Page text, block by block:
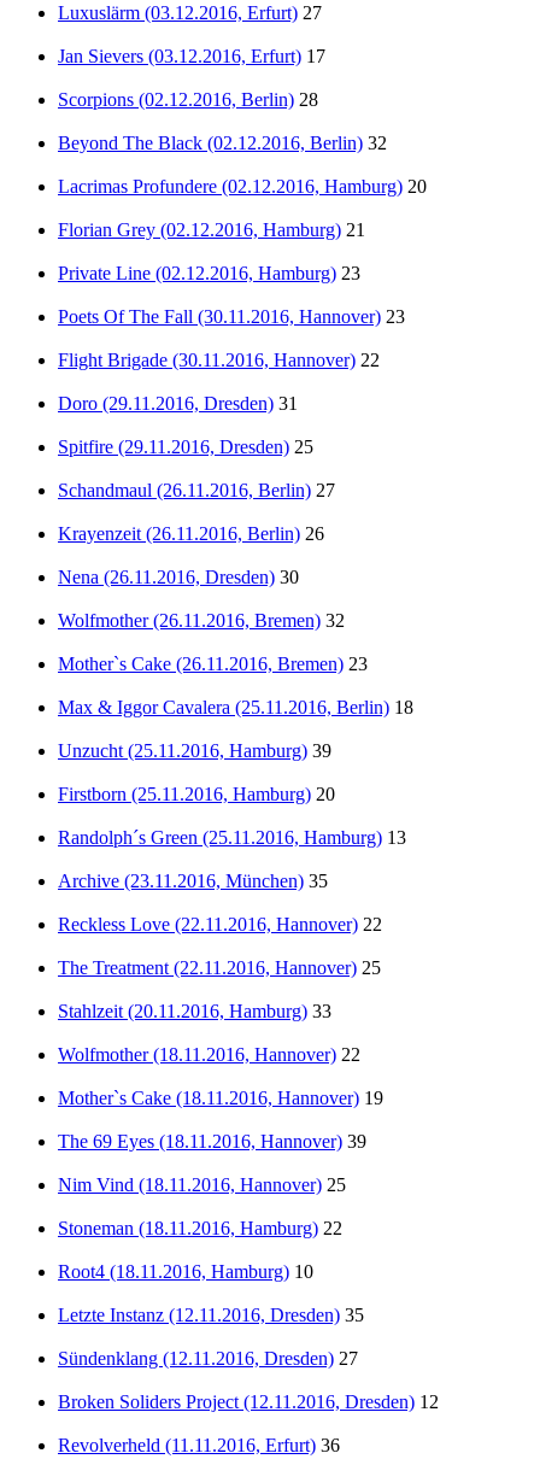
Luxuslärm (03.12.2016, Erfurt) 27
Jan Sievers (03.12.2016, Erfurt) 17
Scorpions (02.12.2016, Berlin) 28
Beyond The Black (02.12.2016, Berlin) 32
Lacrimas Profundere (02.12.2016, Hamburg) 20
Florian Grey (02.12.2016, Hamburg) 21
Private Line (02.12.2016, Hamburg) 23
Poets Of The Fall (30.11.2016, Hannover) 23
Flight Brigade (30.11.2016, Hannover) 22
Doro (29.11.2016, Dresden) 31
Spitfire (29.11.2016, Dresden) 25
Schandmaul (26.11.2016, Berlin) 27
Krayenzeit (26.11.2016, Berlin) 26
Nena (26.11.2016, Dresden) 30
Wolfmother (26.11.2016, Bremen) 32
Mother`s Cake (26.11.2016, Bremen) 23
Max & Iggor Cavalera (25.11.2016, Berlin) 18
Unzucht (25.11.2016, Hamburg) 39
Firstborn (25.11.2016, Hamburg) 20
Randolph´s Green (25.11.2016, Hamburg) 13
Archive (23.11.2016, München) 35
Reckless Love (22.11.2016, Hannover) 22
The Treatment (22.11.2016, Hannover) 25
Stahlzeit (20.11.2016, Hamburg) 33
Wolfmother (18.11.2016, Hannover) 22
Mother`s Cake (18.11.2016, Hannover) 19
The 69 Eyes (18.11.2016, Hannover) 39
Nim Vind (18.11.2016, Hannover) 25
Stoneman (18.11.2016, Hamburg) 22
Root4 (18.11.2016, Hamburg) 10
Letzte Instanz (12.11.2016, Dresden) 35
Sündenklang (12.11.2016, Dresden) 27
Broken Soliders Project (12.11.2016, Dresden) 12
Revolverheld (11.11.2016, Erfurt) 36